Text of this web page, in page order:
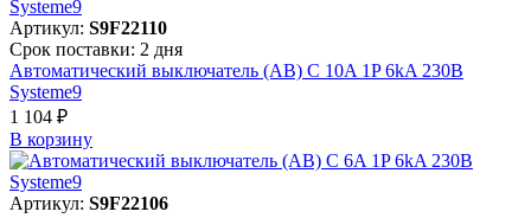
Артикул: S9F22110
Срок поставки: 2 дня
Автоматический выключатель (АВ) C 10A 1P 6kA 230В
Systeme9
1 104 ₽
В корзинy
Артикул: S9F22106